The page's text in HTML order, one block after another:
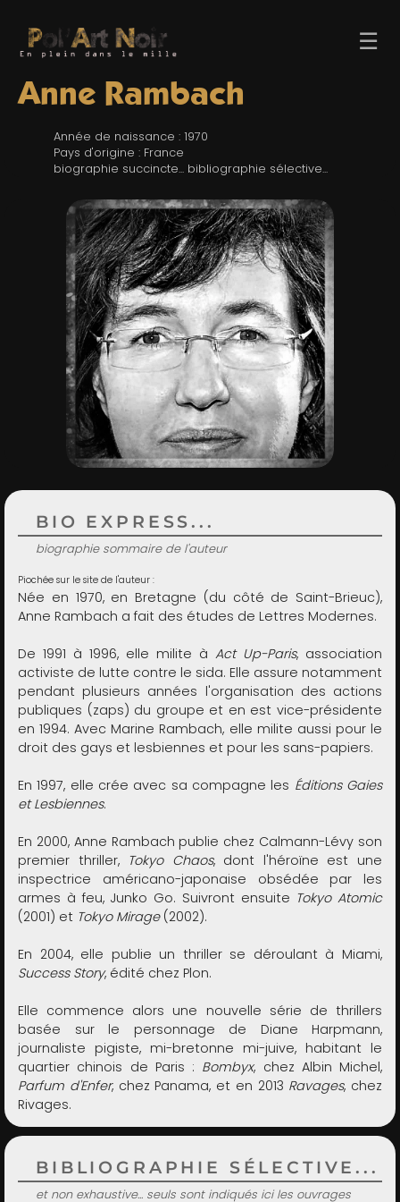
☰
TROMBINO
RECHERCHE
LIENS & FESTIVALS
UN POLAR AU HASARD
Anne Rambach
Année de naissance : 1970
Pays d'origine : France
biographie succincte... bibliographie sélective...
BIO EXPRESS...
biographie sommaire de l'auteur
Piochée sur le site de l'auteur :
Née en 1970, en Bretagne (du côté de Saint-Brieuc),
Anne Rambach a fait des études de Lettres Modernes.
De 1991 à 1996, elle milite à Act Up-Paris, association
activiste de lutte contre le sida. Elle assure notamment
pendant plusieurs années l'organisation des actions
publiques (zaps) du groupe et en est vice-présidente
en 1994. Avec Marine Rambach, elle milite aussi pour le
droit des gays et lesbiennes et pour les sans-papiers.
En 1997, elle crée avec sa compagne les Éditions Gaies
et Lesbiennes.
En 2000, Anne Rambach publie chez Calmann-Lévy son
premier thriller, Tokyo Chaos, dont l'héroïne est une
inspectrice américano-japonaise obsédée par les
armes à feu, Junko Go. Suivront ensuite Tokyo Atomic
(2001) et Tokyo Mirage(2002).
En 2004, elle publie un thriller se déroulant à Miami,
Success Story, édité chez Plon.
Elle commence alors une nouvelle série de thrillers
basée sur le personnage de Diane Harpmann,
journaliste pigiste, mi-bretonne mi-juive, habitant le
quartier chinois de Paris : Bombyx, chez Albin Michel,
Parfum d'Enfer, chez Panama, et en 2013 Ravages, chez
Rivages.
BIBLIOGRAPHIE SÉLECTIVE...
et non exhaustive... seuls sont indiqués ici les ouvrages